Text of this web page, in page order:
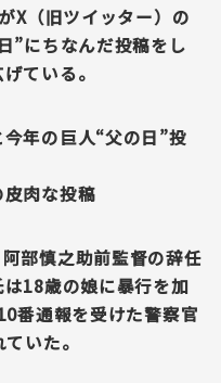
X（旧ツイッター）の
”にちなんだ投稿をし
ている。
今年の巨人“父の日”投
皮肉な投稿
部慎之助前監督の辞任
18歳の娘に暴行を加
番通報を受けた警察官
いた。